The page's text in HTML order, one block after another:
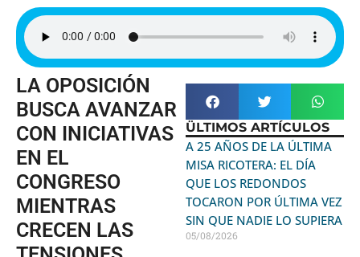
LA OPOSICIÓN
BUSCA AVANZAR
CON INICIATIVAS
EN EL
CONGRESO
MIENTRAS
CRECEN LAS
ÜLTIMOS ARTÍCULOS
A 25 AÑOS DE LA ÚLTIMA
MISA RICOTERA: EL DÍA
QUE LOS REDONDOS
TOCARON POR ÚLTIMA VEZ
SIN QUE NADIE LO SUPIERA
05/08/2026